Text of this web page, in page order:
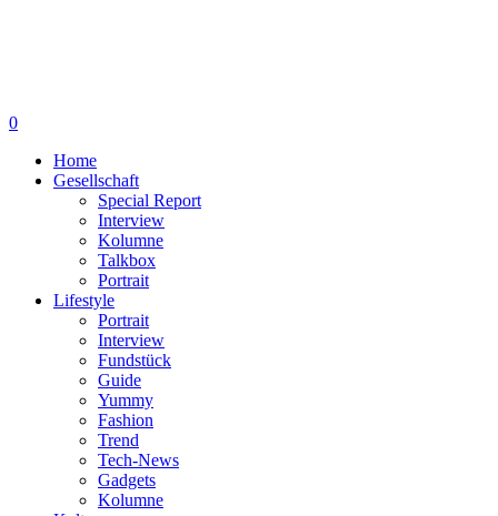
0
Home
Gesellschaft
Special Report
Interview
Kolumne
Talkbox
Portrait
Lifestyle
Portrait
Interview
Fundstück
Guide
Yummy
Fashion
Trend
Tech-News
Gadgets
Kolumne